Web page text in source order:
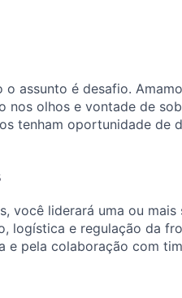
assunto é desafio.
nos olhos e vontade de
tenham oportunidade de
você liderará uma ou mais
logística e regulação da
e pela colaboração com